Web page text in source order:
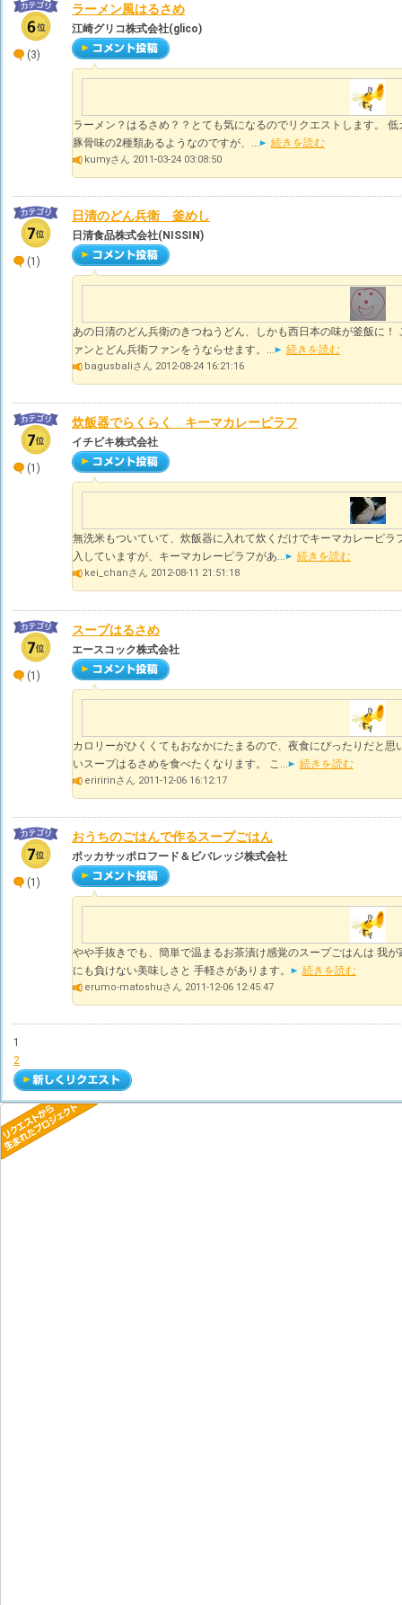
(3)
ラーメン風はるさめ
江崎グリコ株式会社(glico)
ラーメン？はるさめ？？とても気になるのでリクエストします。
豚骨味の2種類あるようなのですが、...
続きを読む
kumyさん 2011-03-24 03:08:50
(1)
日清のどん兵衛 釜めし
日清食品株式会社(NISSIN)
あの日清のどん兵衛のきつねうどん、しかも西日本の味が釜飯に！
ァンとどん兵衛ファンをうならせます。...
続きを読む
bagusbaliさん 2012-08-24 16:21:16
(1)
炊飯器でらくらく キーマカレーピラフ
イチビキ株式会社
無洗米もついていて、炊飯器に入れて炊くだけでキーマカレーピ
入していますが、キーマカレーピラフがあ...
続きを読む
kei_chanさん 2012-08-11 21:51:18
(1)
スープはるさめ
エースコック株式会社
カロリーがひくくてもおなかにたまるので、夜食にぴったりだと
いスープはるさめを食べたくなります。 こ...
続きを読む
eriririnさん 2011-12-06 16:12:17
(1)
おうちのごはんで作るスープごはん
ポッカサッポロフード＆ビバレッジ株式会社
やや手抜きでも、簡単で温まるお茶漬け感覚のスープごはんは 我
にも負けない美味しさと 手軽さがあります。
続きを読む
erumo-matoshuさん 2011-12-06 12:45:47
1
2